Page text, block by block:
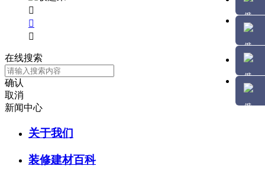



在线搜索
确认
取消
新闻中心
关于我们
装修建材百科